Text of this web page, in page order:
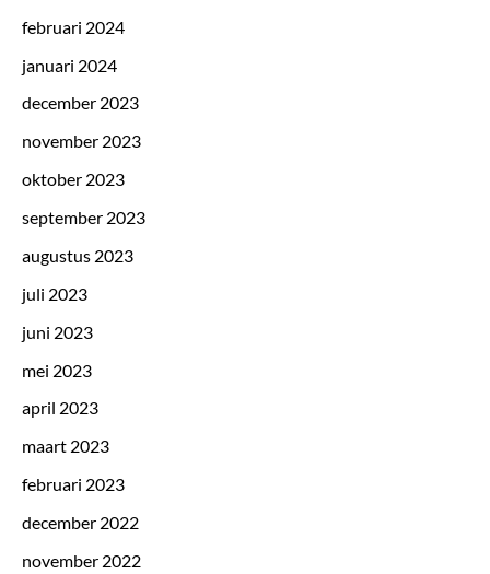
februari 2024
januari 2024
december 2023
november 2023
oktober 2023
september 2023
augustus 2023
juli 2023
juni 2023
mei 2023
april 2023
maart 2023
februari 2023
december 2022
november 2022